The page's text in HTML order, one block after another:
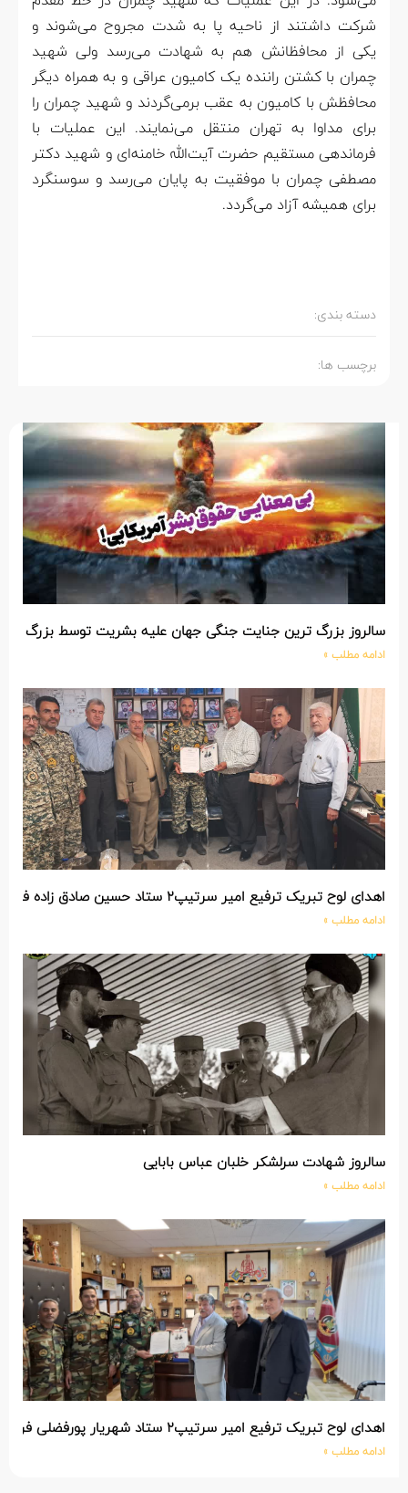
شرکت داشتند از ناحیه پا به شدت مجروح می‌شوند و
یکی از محافظانش هم به شهادت می‌رسد ولی شهید
چمران با کشتن راننده یک کامیون عراقی و به همراه دیگر
محافظش با کامیون به عقب برمی‌گردند و شهید چمران را
برای مداوا به تهران منتقل می‌نمایند. این عملیات با
فرماندهی مستقیم حضرت آیت‌الله خامنه‌ای و شهید دکتر
مصطفی چمران با موفقیت به پایان می‌رسد و سوسنگرد
برای همیشه آزاد می‌گردد.
دسته بندی:
برچسب ها:
سالروز بزرگ ترین جنایت جنگی جهان علیه بشریت توسط بزرگ
ادامه مطلب »
اهدای لوح تبریک ترفیع امیر سرتیپ۲ ستاد حسین صادق زاده فرمانده تیپ ۲۵ واکنش سریع شهید آبگون نزاجا مستقر در تبریز
ادامه مطلب »
سالروز شهادت سرلشکر خلبان عباس بابایی
ادامه مطلب »
اهدای لوح تبریک ترفیع امیر سرتیپ۲ ستاد شهریار پورفضلی فرمانده تیپ ۳۶۴ شهید نصیرزاده نزاجا مستقر در مهاباد
ادامه مطلب »